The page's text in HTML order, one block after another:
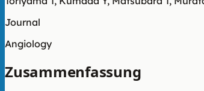
Journal
Angiology
Zusammenfassung